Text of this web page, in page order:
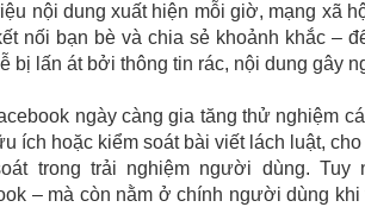
nội dung xuất hiện mỗi giờ, mạng xã
nối bạn bè và chia sẻ khoảnh khắc –
bị lấn át bởi thông tin rác, nội dung gây
ngày càng gia tăng thử nghiệm
ích hoặc kiểm soát bài viết lách luật,
trong trải nghiệm người dùng.
– mà còn nằm ở chính người dùng